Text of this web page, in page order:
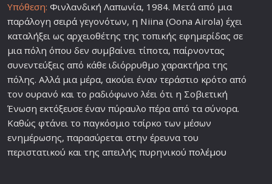
Υπόθεση: Φινλανδική Λαπωνία, 1984. Μετά από μια
παράλογη σειράγεγονότων, η Niina (Oona Airola) έχει
καταλήξει ως αρχειοθέτης της τοπικής εφημερίδας σε
μια πόλη όπου δεν συμβαίνει τίποτα, παίρνοντας
συνεντεύξεις από κάθε ιδιόρρυθμο χαρακτήρα της
πόλης. Αλλά μια μέρα, ακούει έναν τεράστιο κρότο από
τον ουρανό και το ραδιόφωνο λέει ότι η Σοβιετική
Ένωση εκτόξευσε έναν πύραυλο πέρα ​​από τα σύνορα.
Καθώς φτάνει το παγκόσμιο τσίρκο των μέσων
ενημέρωσης, παρασύρεται στην έρευνα του
περιστατικού και της απειλής πυρηνικού πολέμου